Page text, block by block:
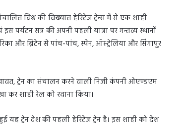
विश्व की विख्यात हेरिटेज ट्रेन्स में से एक शाही
सत्र की अपनी पहली यात्रा पर गन्तव्य स्थानों
और ब्रिटेन से पांच-पांच, स्पेन, ऑस्ट्रेलिया और सिंगापुर
ट्रेन का संचालन करने वाली निजी कंपनी ओएण्डएम
कर शाही रेल को रवाना किया।
यह ट्रेन देश की पहली हेरिटेज ट्रेन है। इस शाही को देश